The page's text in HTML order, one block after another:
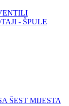
- ŠPULE
ŠEST MIJESTA